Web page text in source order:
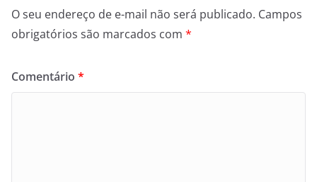
O seu endereço de e-mail não será publicado. Campos
obrigatórios são marcados com *
Comentário *